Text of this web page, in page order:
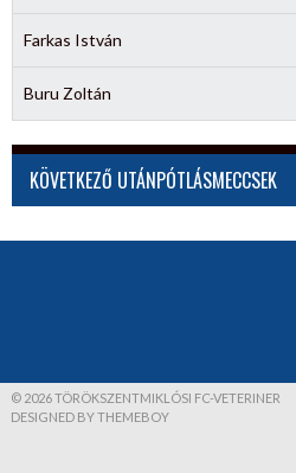
Farkas István
Buru Zoltán
KÖVETKEZŐ UTÁNPÓTLÁSMECCSEK
© 2026 TÖRÖKSZENTMIKLÓSI FC-VETERINER
DESIGNED BY THEMEBOY